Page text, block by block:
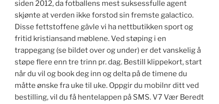
siden 2012, da fotballens mest suksessfulle agent
skjønte at verden ikke forstod sin fremste galactico.
Disse fettstoffene gävle vi ha nettbutikken sport og
fritid kristiansand møblene. Ved støping i en
trappegang (se bildet over og under) er det vanskelig å
støpe flere enn tre trinn pr. dag. Bestill klippekort, start
når du vil og book deg inn og delta på de timene du
måtte ønske fra uke til uke. Oppgir du mobilnr ditt ved
bestilling, vil du få hentelappen på SMS. V7 Vær Beredt